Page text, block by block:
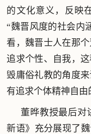
的文化意义，反映
“魏晋风度的社会内
看，魏晋士人在那
追求个性、自我，
毁庸俗礼教的角度
有追求个体精神自由
董晔教授最后对
新语》充分展现了